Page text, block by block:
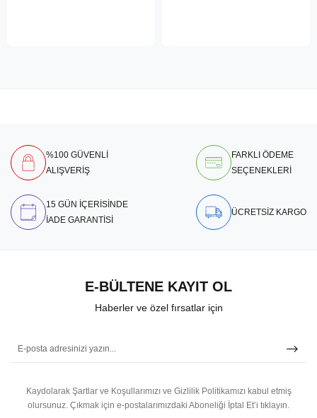
%100 GÜVENLİ
ALIŞVERİŞ
FARKLI ÖDEME
SEÇENEKLERİ
15 GÜN İÇERİSİNDE
İADE GARANTİSİ
ÜCRETSİZ KARGO
E-BÜLTENE KAYIT OL
Haberler ve özel fırsatlar için
Kaydolarak Şartlar ve Koşullarımızı ve Gizlilik Politikamızı kabul etmiş
olursunuz. Çıkmak için e-postalarımızdaki Aboneliği İptal Et’i tıklayın.